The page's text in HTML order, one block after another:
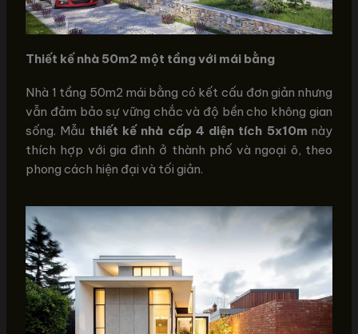
Thiết kế nhà 50m2 một tầng với mái bằng
Nhà 1 tầng 50m2 mái bằng có kết cấu đơn giản nhưng
vẫn đảm bảo sự vững chắc và độ bền cho không gian
sống. Mẫu thiết kế nhà cấp 4 diện tích 5x10m này
thích hợp với gia đình ở thành phố và ngoại ô, theo
phong cách hiện đại và tối giản.